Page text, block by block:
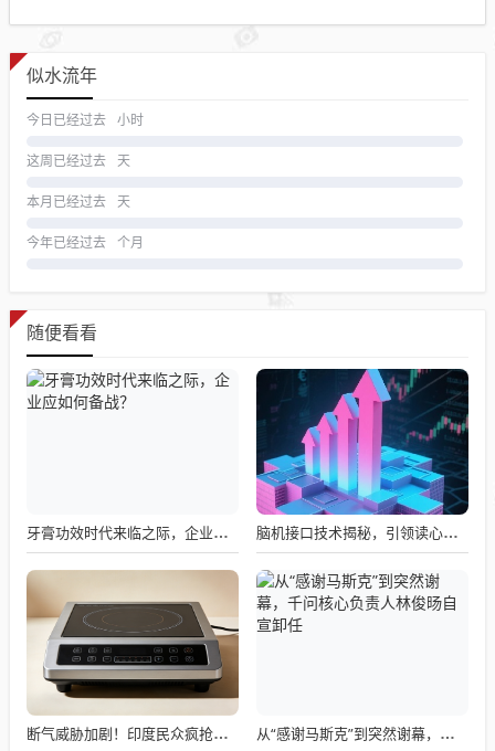
似水流年
今日已经过去 小时
这周已经过去 天
本月已经过去 天
今年已经过去 个月
随便看看
牙膏功效时代来临之际，企业应如何备战？ 脑机接口技术揭秘，引领读心术革命的领跑者大盘点
断气威胁加剧！印度民众疯抢电磁炉 制造商将从中国空运部件 从“感谢马斯克”到突然谢幕，千问核心负责人林俊旸自宣卸任